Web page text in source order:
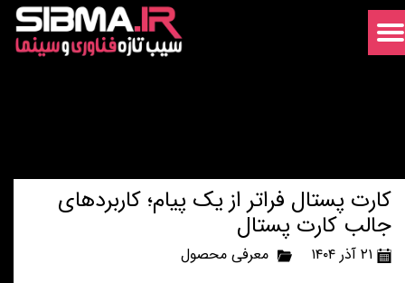
کارت پستال فراتر از یک پیام؛ کاربردهای
جالب کارت پستال
۲۱ آذر ۱۴۰۴ معرفی محصول